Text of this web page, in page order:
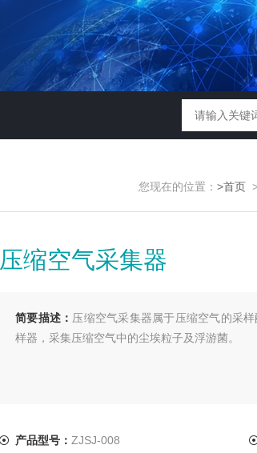
您现在的位置： >首页
压缩空气采集器
简要描述： 压缩空气采集器属于压缩空气的采
样器，采集压缩空气中的尘埃粒子及浮游菌。
产品型号： ZJSJ-008